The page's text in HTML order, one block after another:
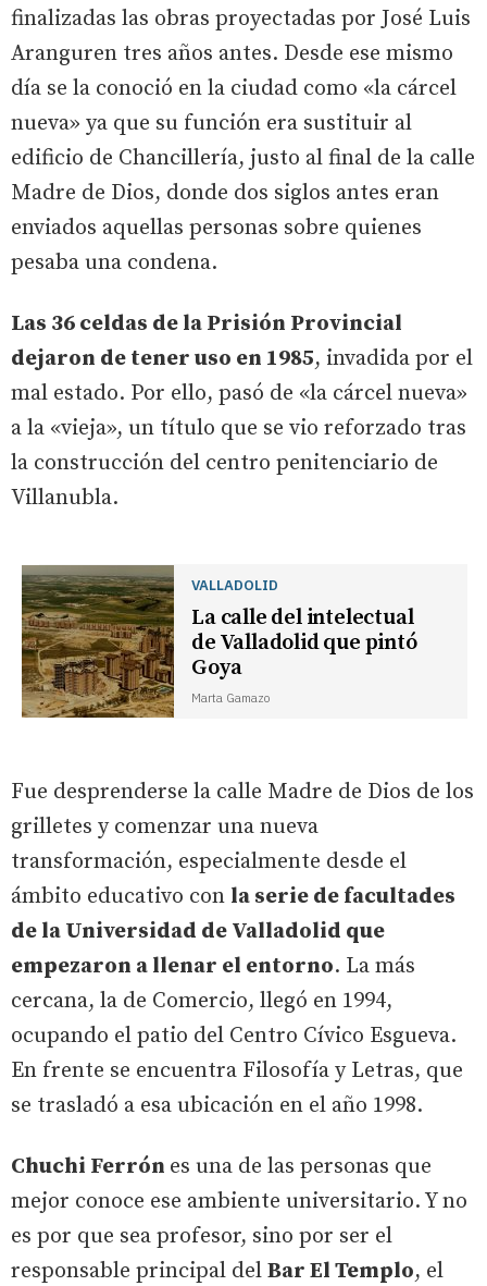
finalizadas las obras proyectadas por José Luis
Aranguren tres años antes. Desde ese mismo
día se la conoció en la ciudad como «la cárcel
nueva» ya que su función era sustituir al
edificio de Chancillería, justo al final de la calle
Madre de Dios, donde dos siglos antes eran
enviados aquellas personas sobre quienes
pesaba una condena.
Las 36 celdas de la Prisión Provincial
dejaron de tener uso en 1985, invadida por el
mal estado. Por ello, pasó de «la cárcel nueva»
a la «vieja», un título que se vio reforzado tras
la construcción del centro penitenciario de
Villanubla.
VALLADOLID
La calle del intelectual
de Valladolid que pintó
Goya
Marta Gamazo
Fue desprenderse la calle Madre de Dios de los
grilletes y comenzar una nueva
transformación, especialmente desde el
ámbito educativo con la serie de facultades
de la Universidad de Valladolid que
empezaron a llenar el entorno. La más
cercana, la de Comercio, llegó en 1994,
ocupando el patio del Centro Cívico Esgueva.
En frente se encuentra Filosofía y Letras, que
se trasladó a esa ubicación en el año 1998.
Chuchi Ferrón es una de las personas que
mejor conoce ese ambiente universitario. Y no
es por que sea profesor, sino por ser el
responsable principal del Bar El Templo, el